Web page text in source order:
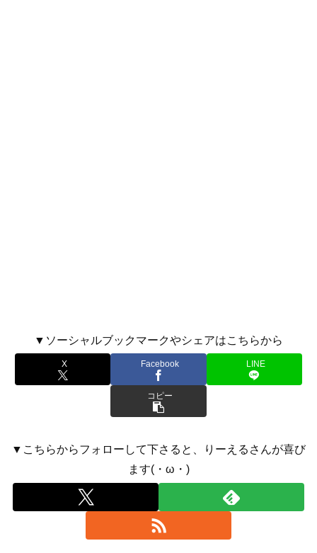
▼ソーシャルブックマークやシェアはこちらから
X Facebook LINE
コピー
▼こちらからフォローして下さると、りーえるさんが喜び
ます(・ω・)